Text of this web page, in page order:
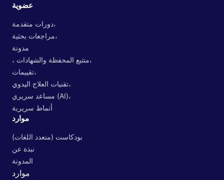
عضوية
دورات متقدمة،
مراجعات بحثية،
مدونة
، متتبع المحفظة والشهادات،
تقييمات،
تقنيات العلاج اليدوي،
مساعد سريري (AI)،
أنماط سريرية
موارد
بودكاست (متعدد اللغات)
نبذة عن
المدونة
موارد